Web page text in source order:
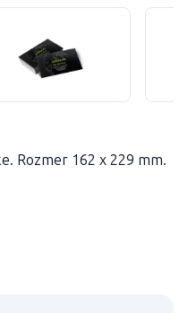
Rozmer 162 x 229 mm.